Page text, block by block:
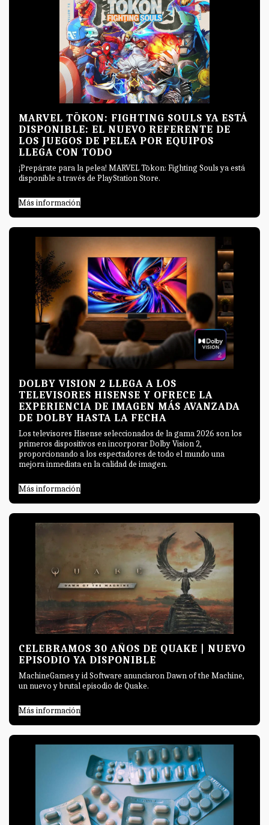
MARVEL TŌKON: FIGHTING SOULS YA ESTÁ
DISPONIBLE: EL NUEVO REFERENTE DE
LOS JUEGOS DE PELEA POR EQUIPOS
LLEGA CON TODO
¡Prepárate para la pelea! MARVEL Tōkon: Fighting Souls ya está
disponible a través de PlayStation Store.
Más información
DOLBY VISION 2 LLEGA A LOS
TELEVISORES HISENSE Y OFRECE LA
EXPERIENCIA DE IMAGEN MÁS AVANZADA
DE DOLBY HASTA LA FECHA
Los televisores Hisense seleccionados de la gama 2026 son los
primeros dispositivos en incorporar Dolby Vision 2,
proporcionando a los espectadores de todo el mundo una
mejora inmediata en la calidad de imagen.
Más información
CELEBRAMOS 30 AÑOS DE QUAKE | NUEVO
EPISODIO YA DISPONIBLE
MachineGames y id Software anunciaron Dawn of the Machine,
un nuevo y brutal episodio de Quake.
Más información